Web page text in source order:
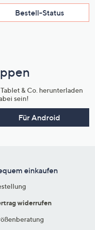
Bestell-Status
& Co. herunterladen
sein!
Für Android
einkaufen
widerrufen